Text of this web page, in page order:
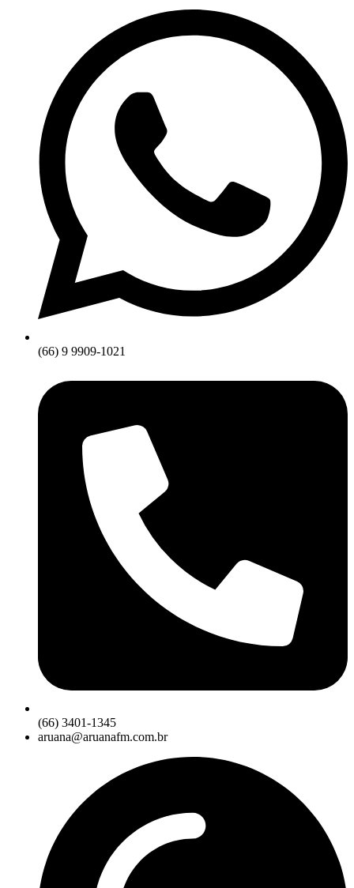
(66) 9 9909-1021
(66) 3401-1345
aruana@aruanafm.com.br